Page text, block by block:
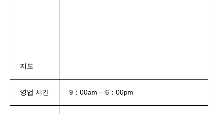
지도
영업 시간 9：00am – 6：00pm